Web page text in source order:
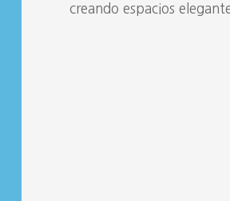
creando espacios